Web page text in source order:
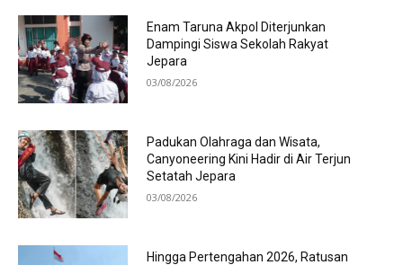
Enam Taruna Akpol Diterjunkan
Dampingi Siswa Sekolah Rakyat
Jepara
03/08/2026
Padukan Olahraga dan Wisata,
Canyoneering Kini Hadir di Air Terjun
Setatah Jepara
03/08/2026
Hingga Pertengahan 2026, Ratusan